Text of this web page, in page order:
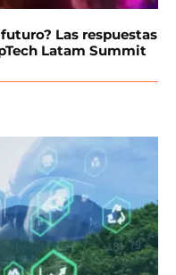
Las respuestas
Latam Summit